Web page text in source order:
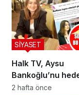
Halk TV, Aysu
Bankoğlu’nu
aldı!
SİYASET
2 hafta önce